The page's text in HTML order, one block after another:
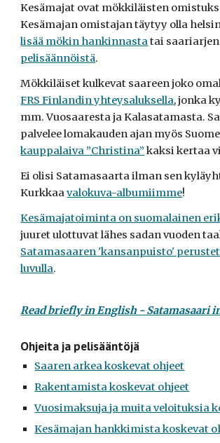
Kesämajat ovat mökkiläisten
Kesämajan omistajan täytyy olla
lisää mökin hankinnastatai saariarjen
pelisäännöistä.
Mökkiläiset kulkevat saareen joko
FRS Finlandin yhteysaluksella, jonka
mm. Vuosaaresta ja Kalasatamasta.
palvelee lomakauden ajan myös
kauppalaiva ”Christina” kaksi kertaa
Ei olisi Satamasaarta ilman sen
Kurkkaavalokuva-albumiimme!
Kesämajatoiminta on suomalainen
juuret ulottuvat lähes sadan vuoden
Satamasaaren 'kansanpuisto'
luvulla.
Read briefly in English - Satamasaari
Ohjeita ja pelisääntöjä
Saaren arkea koskevat ohjeet
Rakentamista koskevat ohjeet
Vuosimaksuja ja muita veloituksia
Kesämajan hankkimista koskevat